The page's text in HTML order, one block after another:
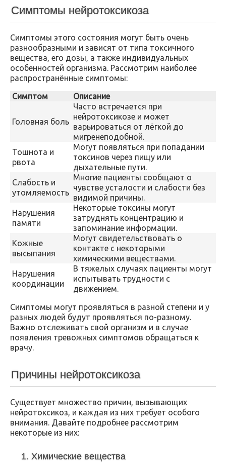
Симптомы нейротоксикоза
Симптомы этого состояния могут быть очень
разнообразными и зависят от типа токсичного
вещества, его дозы, а также индивидуальных
особенностей организма. Рассмотрим наиболее
распространённые симптомы:
Симптом
Описание
Головная боль
Часто встречается при
нейротоксикозе и может
варьироваться от лёгкой до
мигренеподобной.
Тошнота и
рвота
Могут появляться при попадании
токсинов через пищу или
дыхательные пути.
Слабость и
утомляемость
Многие пациенты сообщают о
чувстве усталости и слабости без
видимой причины.
Нарушения
памяти
Некоторые токсины могут
затруднять концентрацию и
запоминание информации.
Кожные
высыпания
Могут свидетельствовать о
контакте с некоторыми
химическими веществами.
Нарушения
координации
В тяжелых случаях пациенты могут
испытывать трудности с
движением.
Симптомы могут проявляться в разной степени и у
разных людей будут проявляться по-разному.
Важно отслеживать свой организм и в случае
появления тревожных симптомов обращаться к
врачу.
Причины нейротоксикоза
Существует множество причин, вызывающих
нейротоксикоз, и каждая из них требует особого
внимания. Давайте подробнее рассмотрим
некоторые из них:
1. Химические вещества